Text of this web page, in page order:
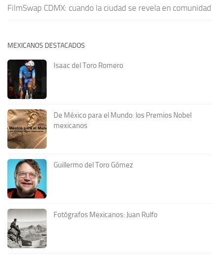
FilmSwap CDMX: cuando la ciudad se revela en comunidad
MEXICANOS DESTACADOS
Isaac del Toro Romero
De México para el Mundo: los Premios Nobel
mexicanos
Guillermo del Toro Gómez
Fotógrafos Mexicanos: Juan Rulfo